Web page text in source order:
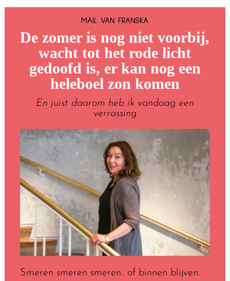
MAIL VAN FRANSKA
De zomer is nog niet voorbij,
wacht tot het rode licht
gedoofd is, er kan nog een
heleboel zon komen
En juist daarom heb ik vandaag een
verrassing
Smeren smeren smeren.. of binnen blijven.